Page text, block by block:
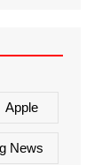
Apple
News